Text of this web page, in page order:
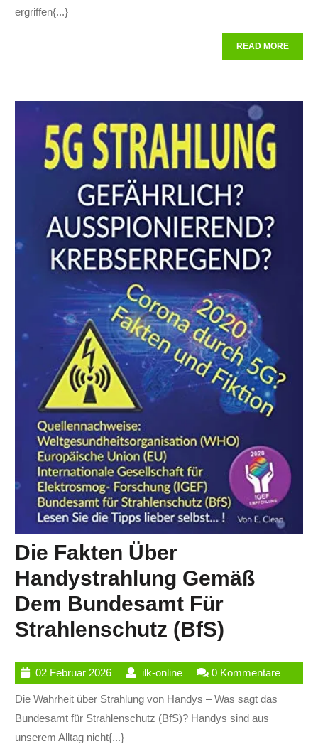
ergriffen{...}
READ MOREREAD
MORE
Die Fakten Über
Handystrahlung Gemäß
Dem Bundesamt Für
Strahlenschutz (BfS)
Über
02 Februar 202602
Februar
2026
ilk-onlineilk-
online
0 Kommentare
Die Wahrheit über Strahlung von Handys – Was sagt das
Bundesamt für Strahlenschutz (BfS)? Handys sind aus
unserem Alltag nicht{...}